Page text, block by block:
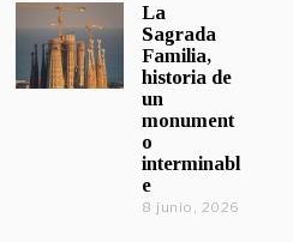
La
Sagrada
Familia,
historia de
un
monument
o
interminabl
e
8 junio, 2026